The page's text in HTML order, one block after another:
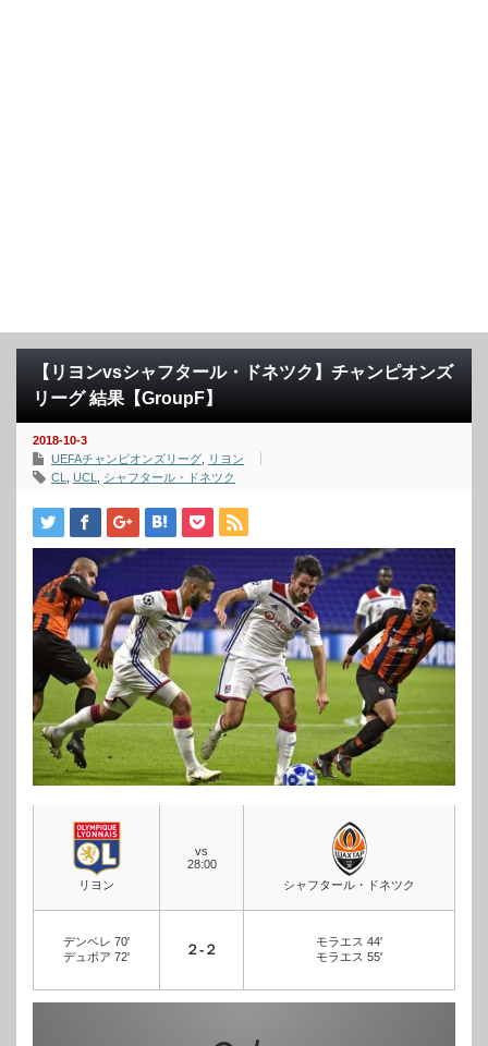
【リヨンvsシャフタール・ドネツク】チャンピオンズ
リーグ 結果【GroupF】
2018-10-3
UEFAチャンピオンズリーグ
リヨン
CL
UCL シャフタール・ドネツク
リヨン
vs
28:00
シャフタール・ドネツク
デンベレ 70'
デュボア 72'
２-２
モラエス 44'
モラエス 55'